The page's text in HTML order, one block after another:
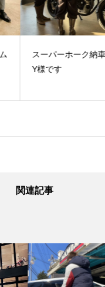
スーパーホーク納車の
関連記事